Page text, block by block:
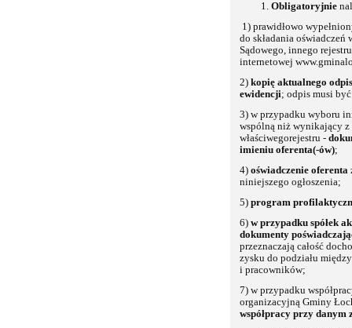
Obligatoryjnie
1) prawidłowo
do składania
Sądowego, innego
internetowej
2) kopię aktualnego
ewidencji; odpis musi
3) w przypadku wyboru
wspólną niż wynikający z
właściwegorejestru -
imieniu oferenta(-ów);
4) oświadczenie oferenta
niniejszego ogłoszenia;
5) program
6) w przypadku spółek
dokumenty
przeznaczają całość
zysku do podziału
i pracowników;
7) w przypadku
organizacyjną Gminy
współpracy przy danym